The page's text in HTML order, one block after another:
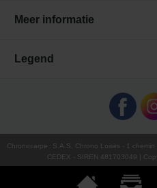
Meer informatie
Legend
Chronocarpe : S.A.S. Chrono Loisirs - 1
CEDEX - SIREN 481703049 |